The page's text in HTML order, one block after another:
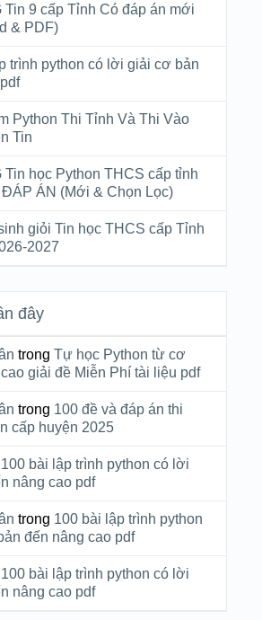
9 cấp Tỉnh Có đáp án mới
& PDF)
trình python có lời giải cơ bản
Python Thi Tỉnh Và Thi Vào
Tin
học Python THCS cấp tỉnh
ÁN (Mới & Chọn Lọc)
giỏi Tin học THCS cấp Tỉnh
2027
đây
trong Tự học Python từ cơ
giải đề Miễn Phí tài liệu pdf
trong 100 đề và đáp án thi
cấp huyện 2025
100 bài lập trình python có lời
nâng cao pdf
trong 100 bài lập trình python
đến nâng cao pdf
100 bài lập trình python có lời
nâng cao pdf